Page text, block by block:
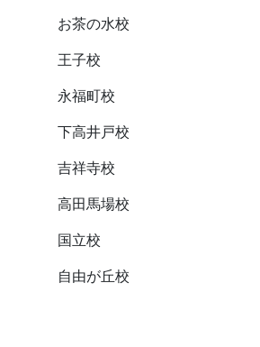
お茶の水校
王子校
永福町校
下高井戸校
吉祥寺校
高田馬場校
国立校
自由が丘校